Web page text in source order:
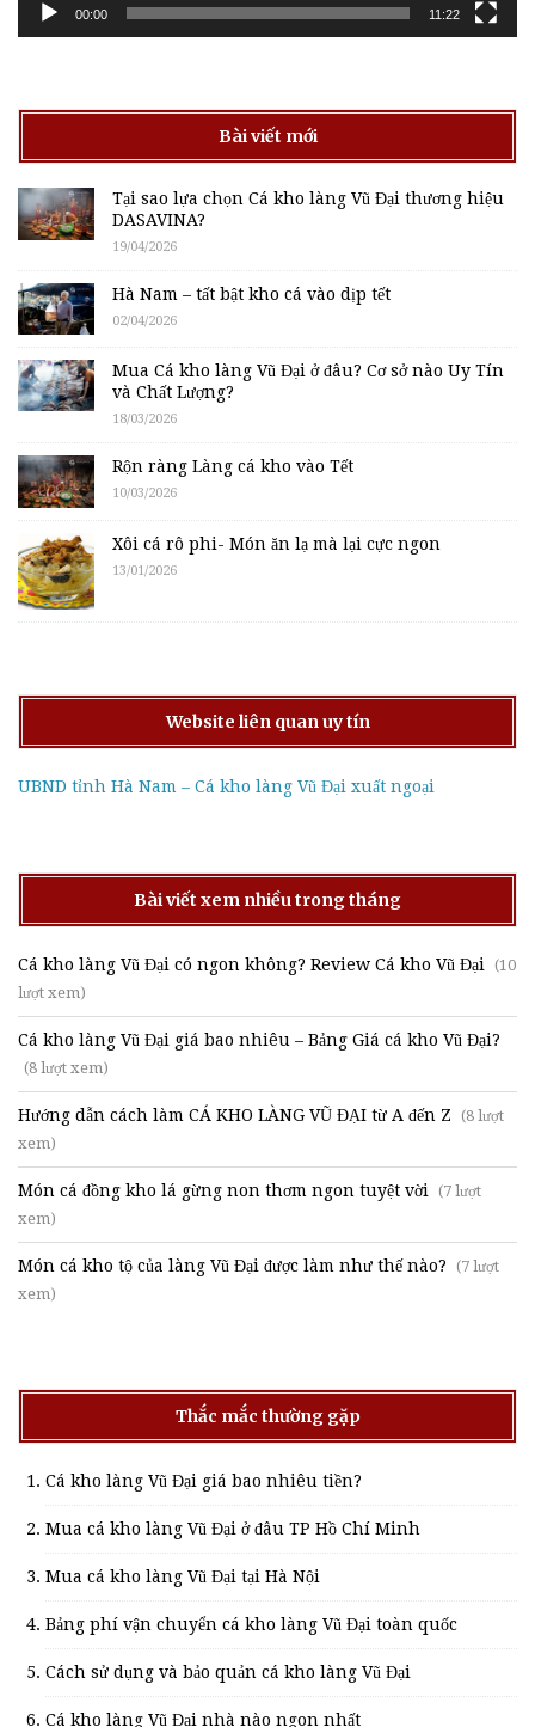
00:00 11:22
Bài viết mới
Tại sao lựa chọn Cá kho làng Vũ Đại thương hiệu
DASAVINA?
19/04/2026
Hà Nam – tất bật kho cá vào dịp tết
02/04/2026
Mua Cá kho làng Vũ Đại ở đâu? Cơ sở nào Uy Tín
và Chất Lượng?
18/03/2026
Rộn ràng Làng cá kho vào Tết
10/03/2026
Xôi cá rô phi- Món ăn lạ mà lại cực ngon
13/01/2026
Website liên quan uy tín
UBND tỉnh Hà Nam – Cá kho làng Vũ Đại xuất ngoại
Bài viết xem nhiều trong tháng
Cá kho làng Vũ Đại có ngon không? Review Cá kho Vũ Đại (10
lượt xem)
Cá kho làng Vũ Đại giá bao nhiêu – Bảng Giá cá kho Vũ Đại?
(8 lượt xem)
Hướng dẫn cách làm CÁ KHO LÀNG VŨ ĐẠI từ A đến Z (8 lượt
xem)
Món cá đồng kho lá gừng non thơm ngon tuyệt vời (7 lượt
xem)
Món cá kho tộ của làng Vũ Đại được làm như thế nào? (7 lượt
xem)
Thắc mắc thường gặp
Cá kho làng Vũ Đại giá bao nhiêu tiền?
Mua cá kho làng Vũ Đại ở đâu TP Hồ Chí Minh
Mua cá kho làng Vũ Đại tại Hà Nội
Bảng phí vận chuyển cá kho làng Vũ Đại toàn quốc
Cách sử dụng và bảo quản cá kho làng Vũ Đại
Cá kho làng Vũ Đại nhà nào ngon nhất